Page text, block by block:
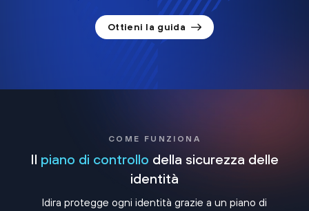
Ottieni la guida
COME FUNZIONA
Il piano di controllo della sicurezza delle
identità
Idira protegge ogni identità grazie a un piano di